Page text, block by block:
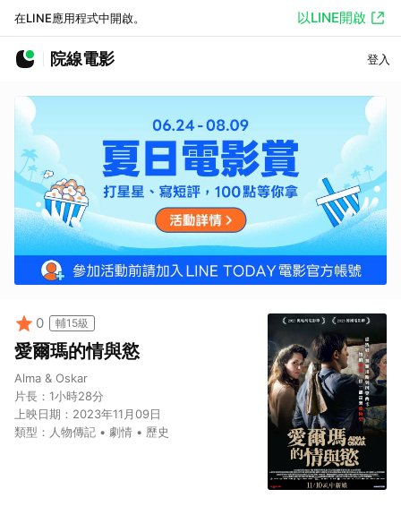
在LINE應用程式中開啟。 以LINE開啟
院線電影 登入
0 輔15級
愛爾瑪的情與慾
Alma & Oskar
片長： 1小時28分
上映日期： 2023年11月09日
類型： 人物傳記 • 劇情 • 歷史